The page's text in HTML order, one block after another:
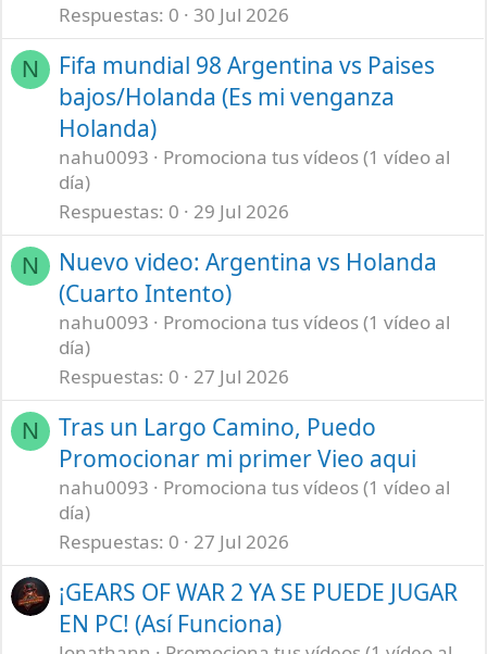
Respuestas 0 30 Jul 2026
N
Fifa mundial 98 Argentina vs Paises
bajos/Holanda (Es mi venganza
Holanda)
nahu0093
Promociona tus vídeos (1 vídeo al
día)
Respuestas 0 29 Jul 2026
N
Nuevo video: Argentina vs Holanda
(Cuarto Intento)
nahu0093
Promociona tus vídeos (1 vídeo al
día)
Respuestas 0 27 Jul 2026
N
Tras un Largo Camino, Puedo
Promocionar mi primer Vieo aqui
nahu0093
Promociona tus vídeos (1 vídeo al
día)
Respuestas 0 27 Jul 2026
¡GEARS OF WAR 2 YA SE PUEDE JUGAR
EN PC! (Así Funciona)